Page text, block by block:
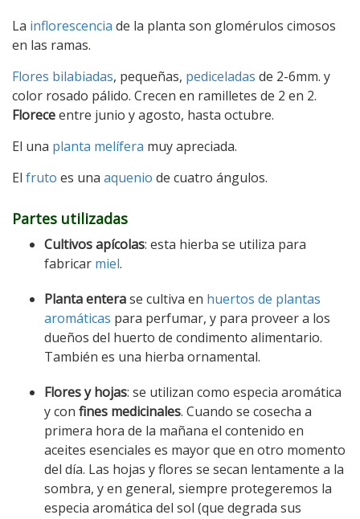
La inflorescencia de la planta son glomérulos cimosos
en las ramas.
Flores bilabiadas, pequeñas, pediceladas de 2-6mm. y
color rosado pálido. Crecen en ramilletes de 2 en 2.
Floreceentre junio y agosto, hasta octubre.
El una planta melífera muy apreciada.
El fruto es una aquenio de cuatro ángulos.
Partes utilizadas
Cultivos apícolas: esta hierba se utiliza para
fabricar miel.
Planta enterase cultiva en huertos de plantas
aromáticas para perfumar, y para proveer a los
dueños del huerto de condimento alimentario.
También es una hierba ornamental.
Flores y hojas: se utilizan como especia aromática
y con fines medicinales. Cuando se cosecha a
primera hora de la mañana el contenido en
aceites esenciales es mayor que en otro momento
del día. Las hojas y flores se secan lentamente a la
sombra, y en general, siempre protegeremos la
especia aromática del sol (que degrada sus